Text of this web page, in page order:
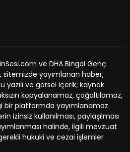
abone olarak, tarafınıza haber,
e-postaların gönderilmesini
ve DHA Bingöl Genç
yayımlanan haber,
ve görsel içerik; kaynak
kopyalanamaz, çoğaltılamaz,
bir platformda yayımlanamaz.
izinsiz kullanılması, paylaşılması
halinde, ilgili mevzuat
hukuki ve cezai işlemler